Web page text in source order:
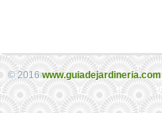
© 2016 www.guiadejardineria.com